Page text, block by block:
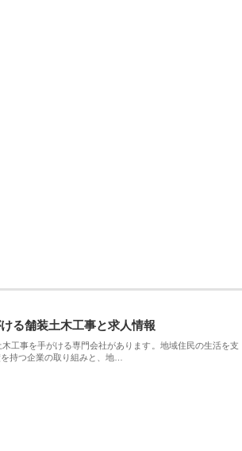
る舗装土木工事と求人情報
工事を手がける専門会社があります。地域住民の生活を支
持つ企業の取り組みと、地…